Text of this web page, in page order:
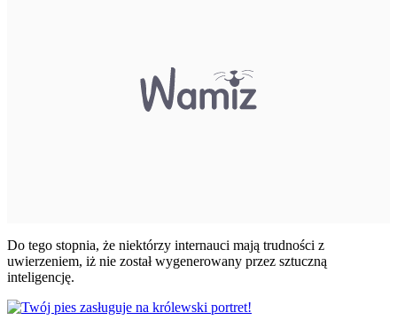
Do tego stopnia, że niektórzy internauci mają trudności z
uwierzeniem, iż nie został wygenerowany przez sztuczną
inteligencję.